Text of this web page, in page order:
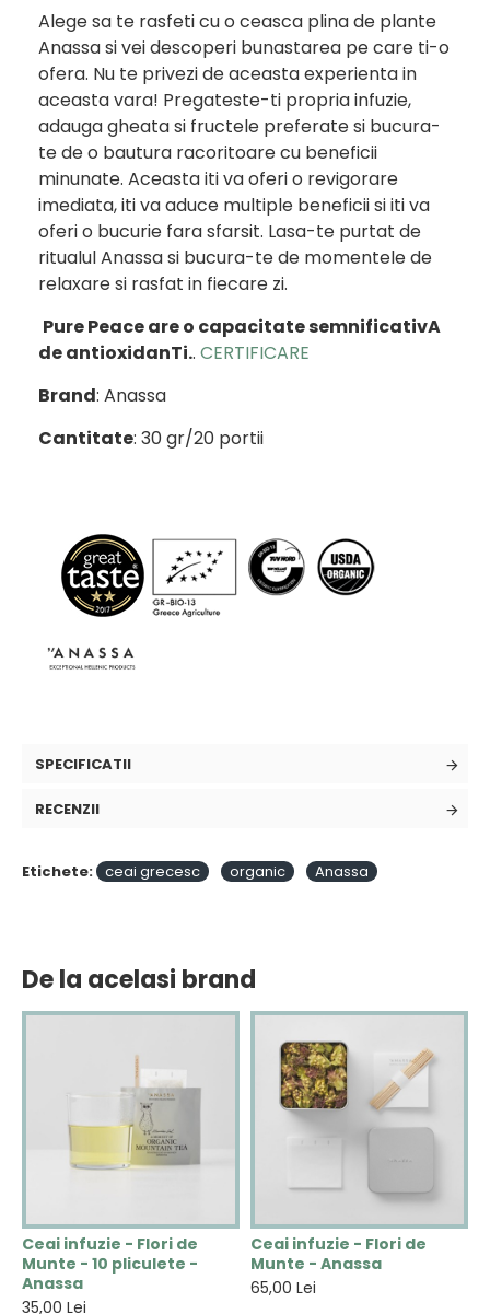
Alege sa te rasfeti cu o ceasca plina de plante
Anassa si vei descoperi bunastarea pe care ti-o
ofera. Nu te privezi de aceasta experienta in
aceasta vara! Pregateste-ti propria infuzie,
adauga gheata si fructele preferate si bucura-
te de o bautura racoritoare cu beneficii
minunate. Aceasta iti va oferi o revigorare
imediata, iti va aduce multiple beneficii si iti va
oferi o bucurie fara sfarsit. Lasa-te purtat de
ritualul Anassa si bucura-te de momentele de
relaxare si rasfat in fiecare zi.
Pure Peace are o capacitate semnificativA
de antioxidanTi.. CERTIFICARE
Brand: Anassa
Cantitate: 30 gr/20 portii
SPECIFICATII
RECENZII
Etichete: ceai grecesc organic Anassa
De la acelasi brand
Ceai infuzie - Flori de
Munte - 10 pliculete -
Anassa
35,00 Lei
Ceai infuzie - Flori de
Munte - Anassa
65,00 Lei